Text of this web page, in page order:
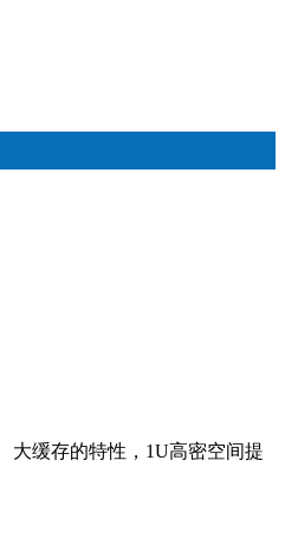
大缓存的特性，1U高密空间提